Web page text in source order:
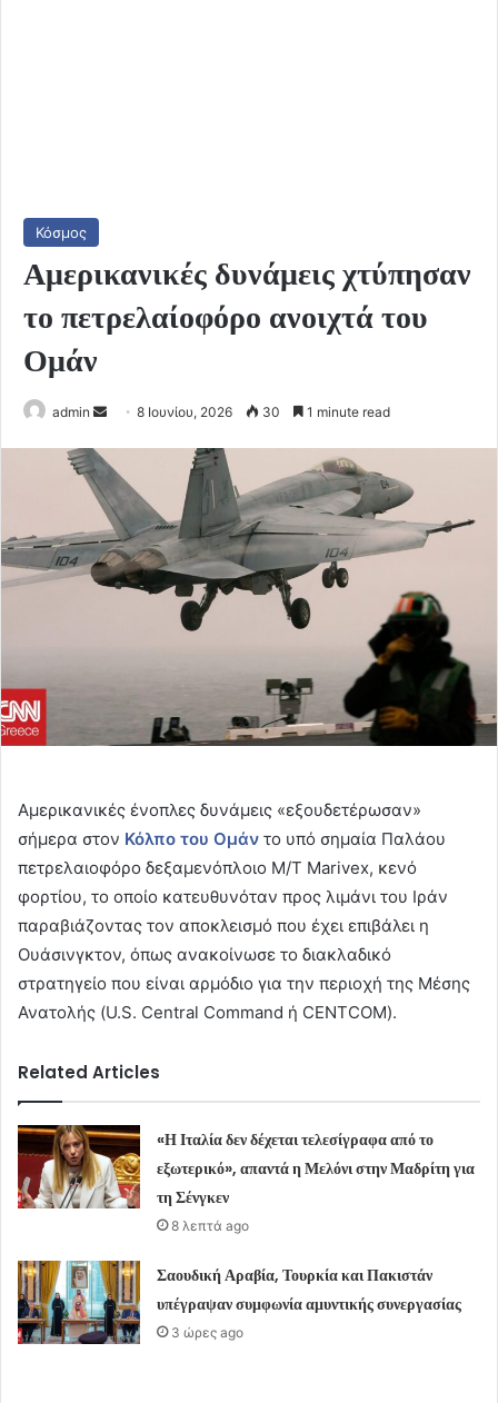
Κόσμος
Αμερικανικές δυνάμεις χτύπησαν
το πετρελαίοφόρο ανοιχτά του
Ομάν
admin
Send
email
8 Ιουνίου, 2026 30 1 minute read
Αμερικανικές ένοπλες δυνάμεις «εξουδετέρωσαν»
σήμερα στον Κόλπο του Ομάν το υπό σημαία Παλάου
πετρελαιοφόρο δεξαμενόπλοιο M/T Marivex, κενό
φορτίου, το οποίο κατευθυνόταν προς λιμάνι του Ιράν
παραβιάζοντας τον αποκλεισμό που έχει επιβάλει η
Ουάσινγκτον, όπως ανακοίνωσε το διακλαδικό
στρατηγείο που είναι αρμόδιο για την περιοχή της Μέσης
Ανατολής (U.S. Central Command ή CENTCOM).
Related Articles
«Η Ιταλία δεν δέχεται τελεσίγραφα από το
εξωτερικό», απαντά η Μελόνι στην Μαδρίτη για
τη Σένγκεν
8 λεπτά ago
Σαουδική Αραβία, Τουρκία και Πακιστάν
υπέγραψαν συμφωνία αμυντικής συνεργασίας
3 ώρες ago